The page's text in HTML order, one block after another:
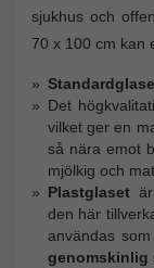
sjukhus och
70 x 100 cm kan
Det
vilket ger en
så nära emot
mjölkig och
Plastglaset
den här
användas
genomskinlig